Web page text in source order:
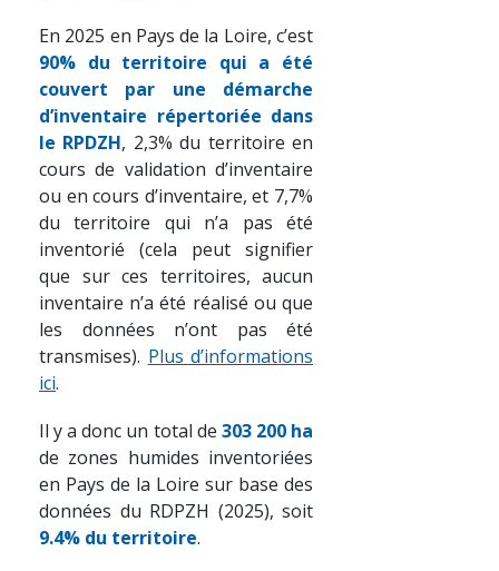
En 2025 en Pays de la Loire, c’est
90% du territoire qui a été
couvert par une démarche
d’inventaire répertoriée dans
le RPDZH, 2,3% du territoire en
cours de validation d’inventaire
ou en cours d’inventaire, et 7,7%
du territoire qui n’a pas été
inventorié (cela peut signifier
que sur ces territoires, aucun
inventaire n’a été réalisé ou que
les données n’ont pas été
transmises). Plus d’informations
ici.
Il y a donc un total de 303 200 ha
de zones humides inventoriées
en Pays de la Loire sur base des
données du RDPZH (2025), soit
9.4% du territoire.